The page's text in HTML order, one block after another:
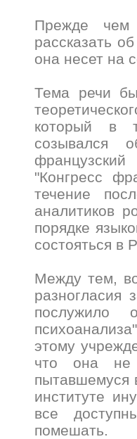
Прежде чем
рассказать
она несет на
Тема речи
который в
созывался
"Конгресс
течение
аналитиков
порядке
состояться в
Между тем,
разногласия
послужило
этому
что она не
пытавшемуся
институте
все
помешать.